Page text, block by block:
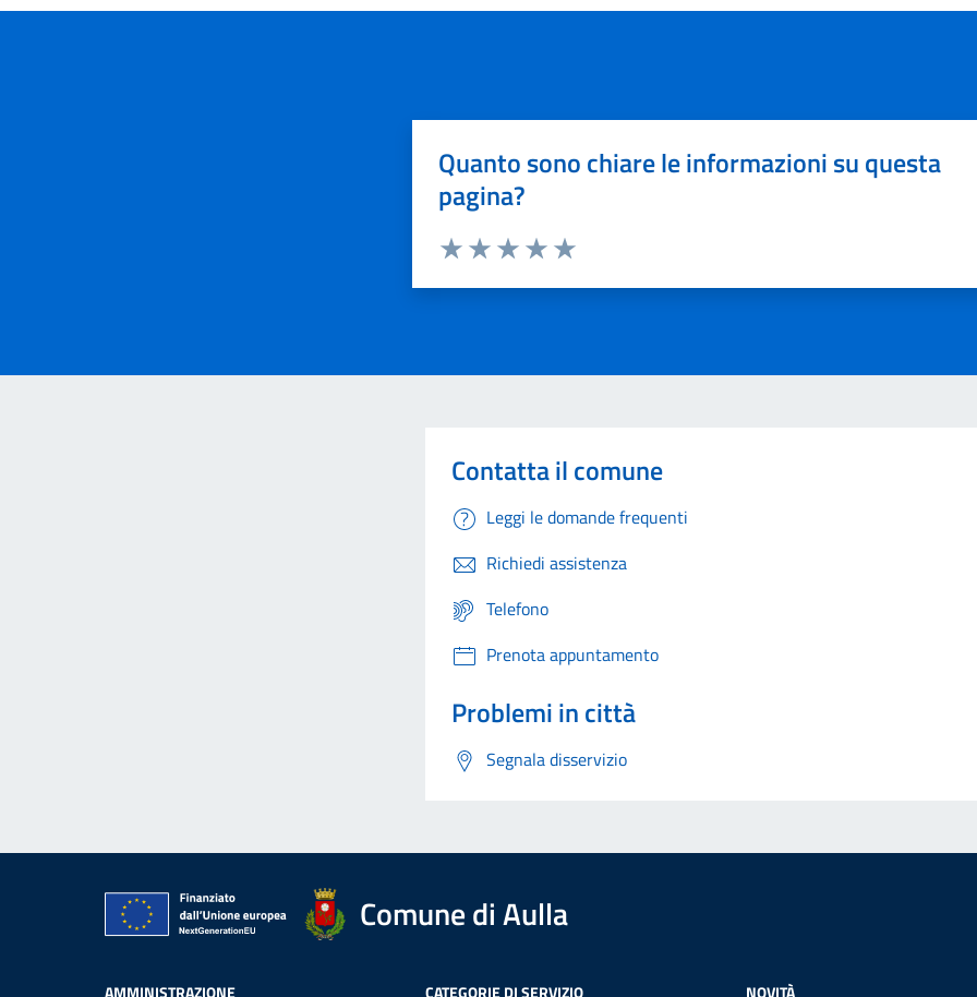
Quanto sono chiare le informazioni su questa
pagina?
Contatta il comune
Leggi le domande frequenti
Richiedi assistenza
Telefono
Prenota appuntamento
Problemi in città
Segnala disservizio
Comune di Aulla
AMMINISTRAZIONE CATEGORIE DI SERVIZIO NOVITÀ